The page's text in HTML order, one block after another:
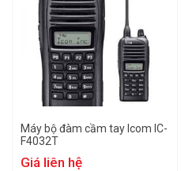
Máy bộ đàm cầm tay Icom IC-
F4032T
Giá liên hệ